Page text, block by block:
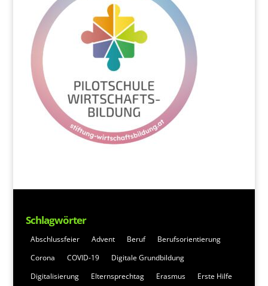
Schlagwörter
Abschlussfeier Advent Beruf
Berufsorientierung
Corona
COVID-19
Digitale Grundbildung
Digitalisierung
Elternsprechtag Erasmus Erste Hilfe